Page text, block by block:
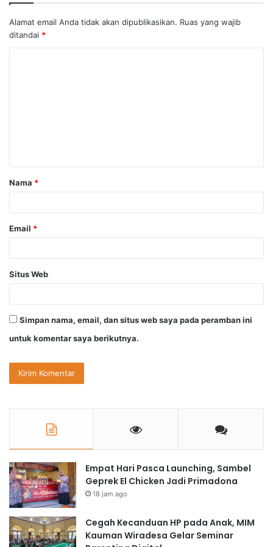
Alamat email Anda tidak akan dipublikasikan. Ruas yang wajib
ditandai *
a
r
Nama *
Email *
Situs Web
Simpan nama, email, dan situs web saya pada peramban ini
untuk komentar saya berikutnya.
Empat Hari Pasca Launching, Sambel
Geprek El Chicken Jadi Primadona
18 jam ago
Cegah Kecanduan HP pada Anak, MIM
Kauman Wiradesa Gelar Seminar